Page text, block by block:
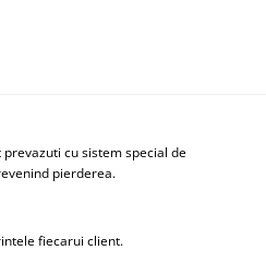
prevazuti cu sistem special de
pierderea.
fiecarui client.